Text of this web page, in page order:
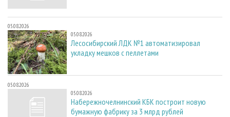
05.08.2026
05.08.2026
Лесосибирский ЛДК №1 автоматизировал
укладку мешков с пеллетами
05.08.2026
05.08.2026
Набережночелнинский КБК построит новую
бумажную фабрику за 3 млрд рублей